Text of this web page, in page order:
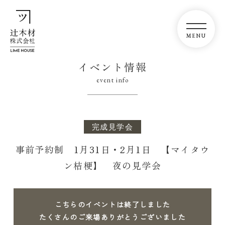
イベント情報
event info
完成見学会
事前予約制 1月31日・2月1日 【マイタウ
ン桔梗】 夜の見学会
こちらのイベントは終了しました
たくさんのご来場ありがとうございました